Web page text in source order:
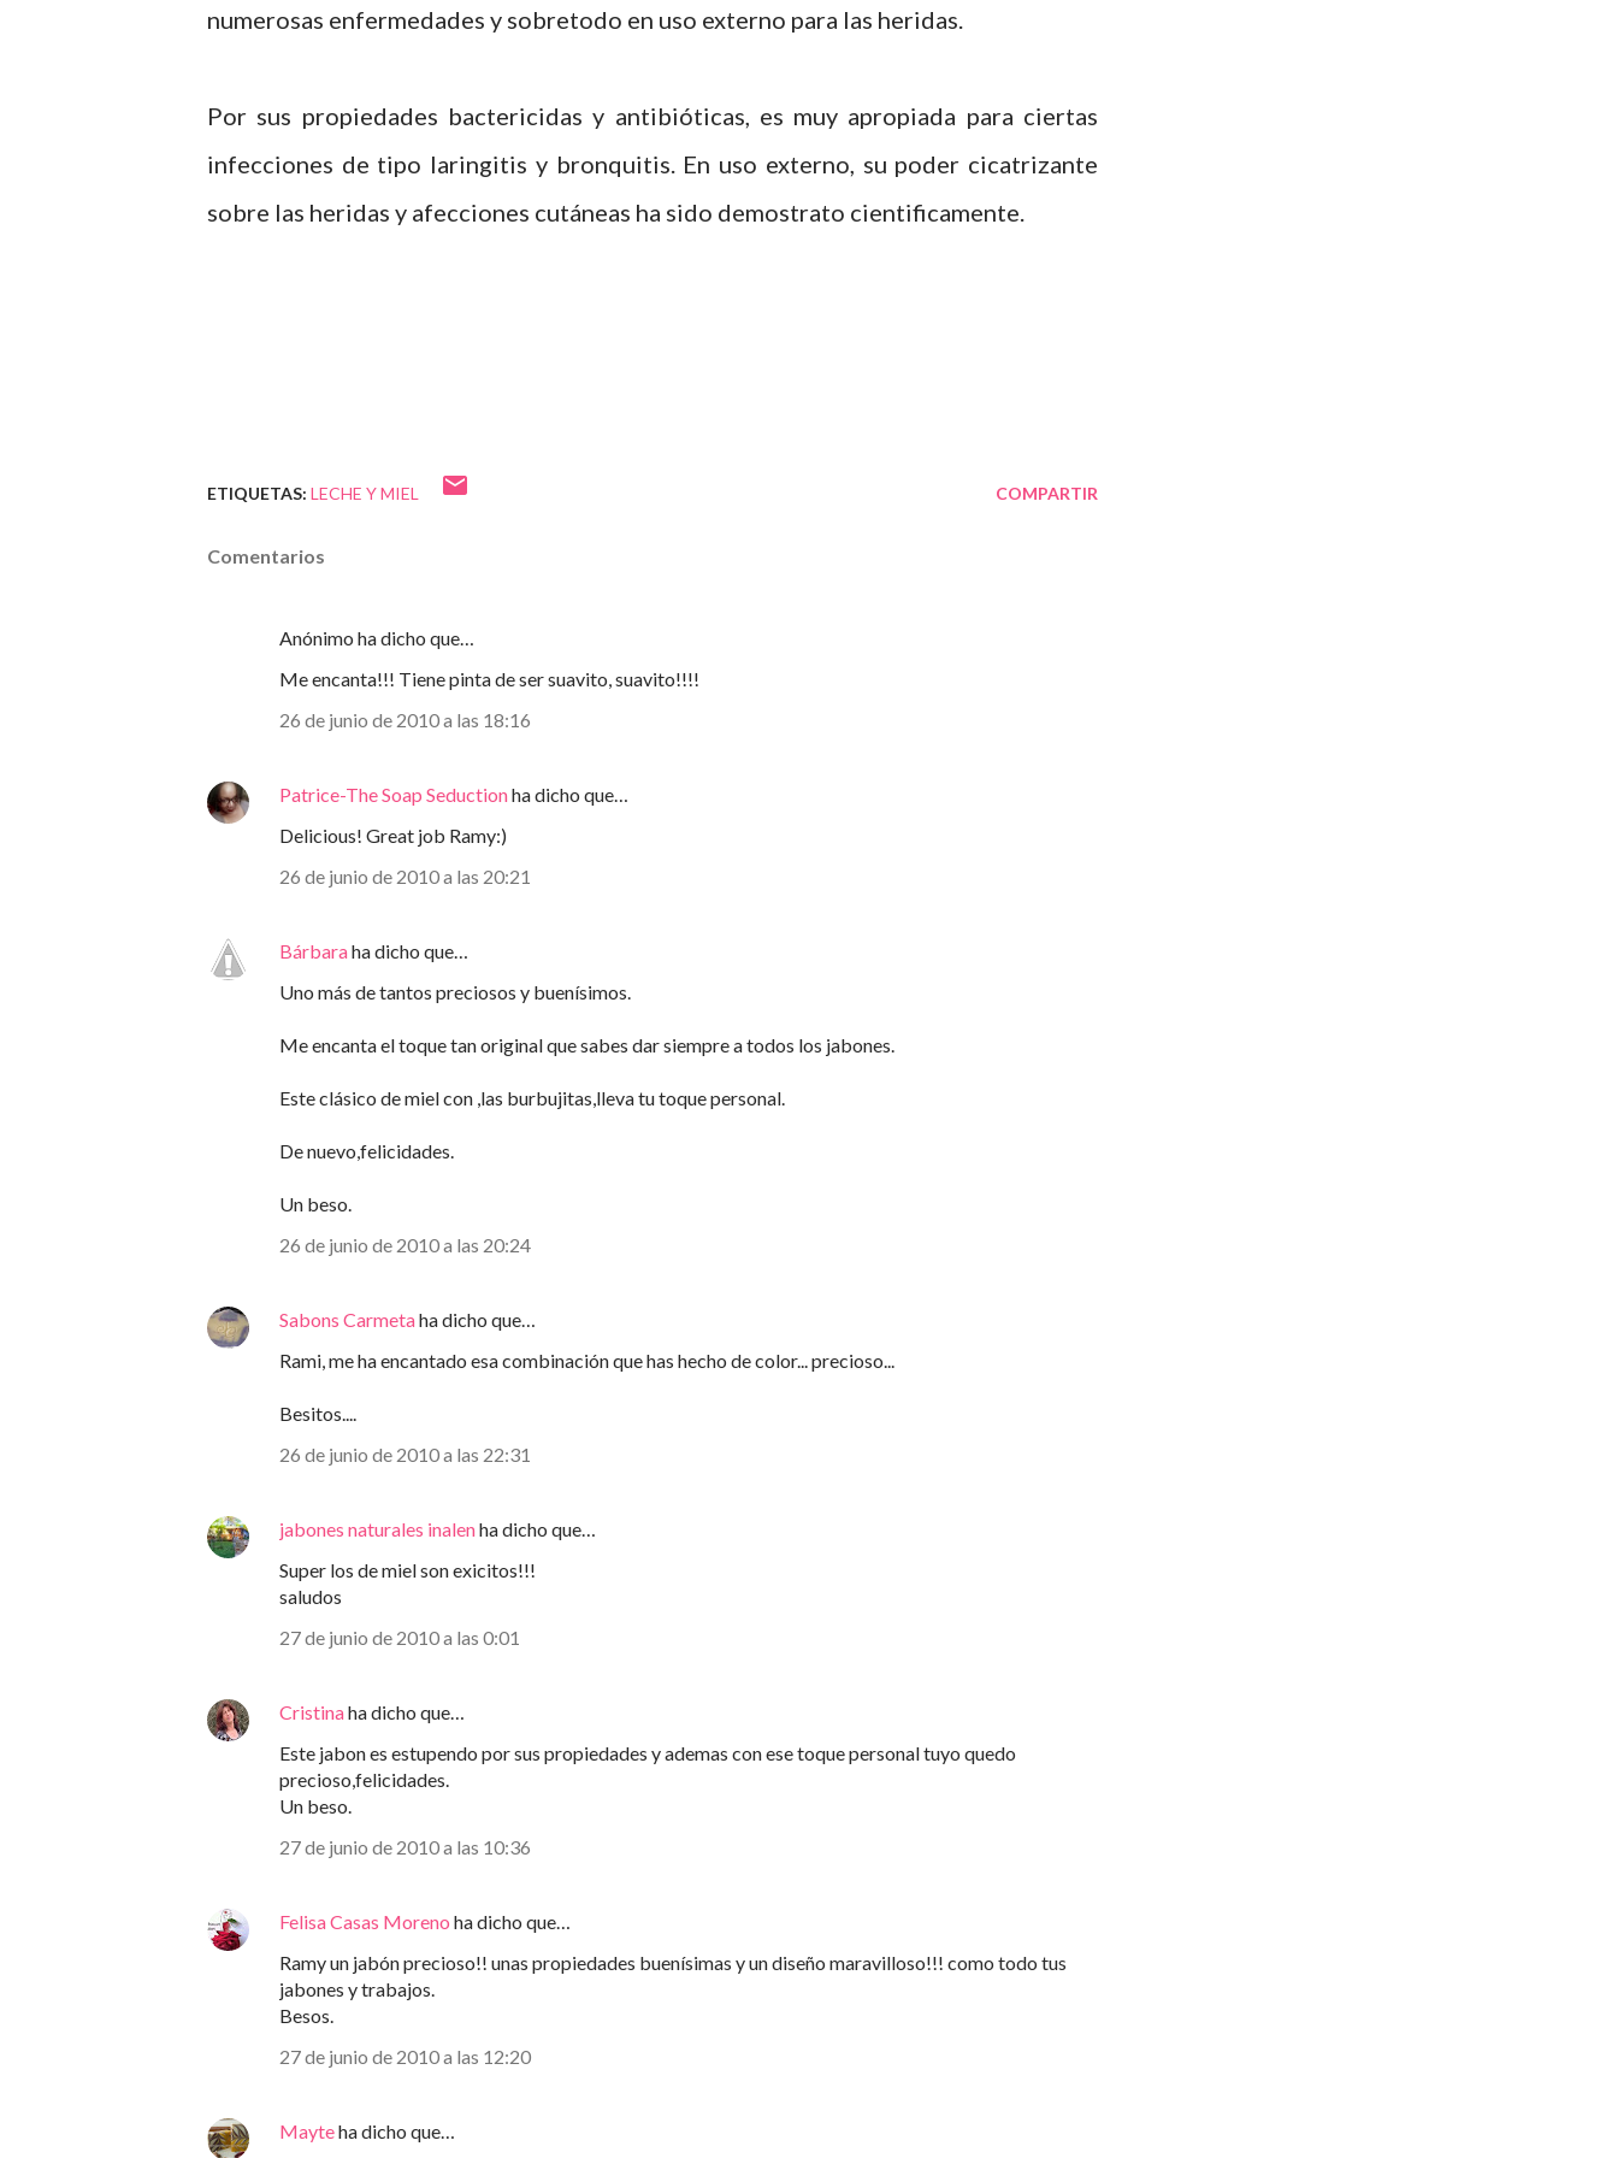
numerosas enfermedades y sobretodo en uso externo para las heridas.
Por sus propiedades bactericidas y antibióticas, es muy apropiada para ciertas
infecciones de tipo laringitis y bronquitis. En uso externo, su poder cicatrizante
sobre las heridas y afecciones cutáneas ha sido demostrato cientificamente.
ETIQUETAS: LECHE Y MIEL COMPARTIR
Comentarios
Anónimo ha dicho que…
Me encanta!!! Tiene pinta de ser suavito, suavito!!!!
26 de junio de 2010 a las 18:16
Patrice-The Soap Seductionha dicho que…
Delicious! Great job Ramy:)
26 de junio de 2010 a las 20:21
Bárbaraha dicho que…
Uno más de tantos preciosos y buenísimos.
Me encanta el toque tan original que sabes dar siempre a todos los jabones.
Este clásico de miel con ,las burbujitas,lleva tu toque personal.
De nuevo,felicidades.
Un beso.
26 de junio de 2010 a las 20:24
Sabons Carmetaha dicho que…
Rami, me ha encantado esa combinación que has hecho de color... precioso...
Besitos....
26 de junio de 2010 a las 22:31
jabones naturales inalenha dicho que…
Super los de miel son exicitos!!!
saludos
27 de junio de 2010 a las 0:01
Cristinaha dicho que…
Este jabon es estupendo por sus propiedades y ademas con ese toque personal tuyo quedo
precioso,felicidades.
Un beso.
27 de junio de 2010 a las 10:36
Felisa Casas Moreno ha dicho que…
Ramy un jabón precioso!! unas propiedades buenísimas y un diseño maravilloso!!! como todo tus
jabones y trabajos.
Besos.
27 de junio de 2010 a las 12:20
Mayteha dicho que…